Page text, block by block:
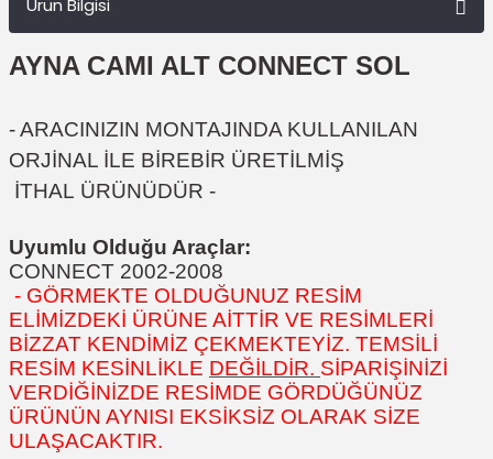
Ürün Bilgisi
AYNA CAMI ALT CONNECT SOL
- ARACINIZIN MONTAJINDA KULLANILAN
ORJİNAL İLE BİREBİR ÜRETİLMİŞ
İTHAL ÜRÜNÜDÜR -
Uyumlu Olduğu Araçlar:
CONNECT 2002-2008
- GÖRMEKTE OLDUĞUNUZ RESİM
ELİMİZDEKİ ÜRÜNE AİTTİR VE RESİMLERİ
BİZZAT KENDİMİZ ÇEKMEKTEYİZ. TEMSİLİ
RESİM KESİNLİKLE DEĞİLDİR. SİPARİŞİNİZİ
VERDİĞİNİZDE RESİMDE GÖRDÜĞÜNÜZ
ÜRÜNÜN AYNISI EKSİKSİZ OLARAK SİZE
ULAŞACAKTIR.